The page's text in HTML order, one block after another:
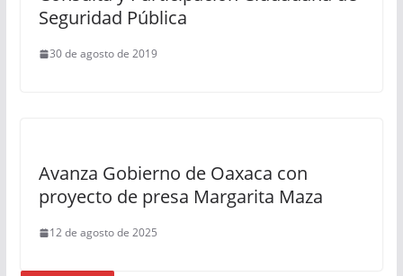
Seguridad Pública
30 de agosto de 2019
Avanza Gobierno de Oaxaca con
proyecto de presa Margarita Maza
12 de agosto de 2025